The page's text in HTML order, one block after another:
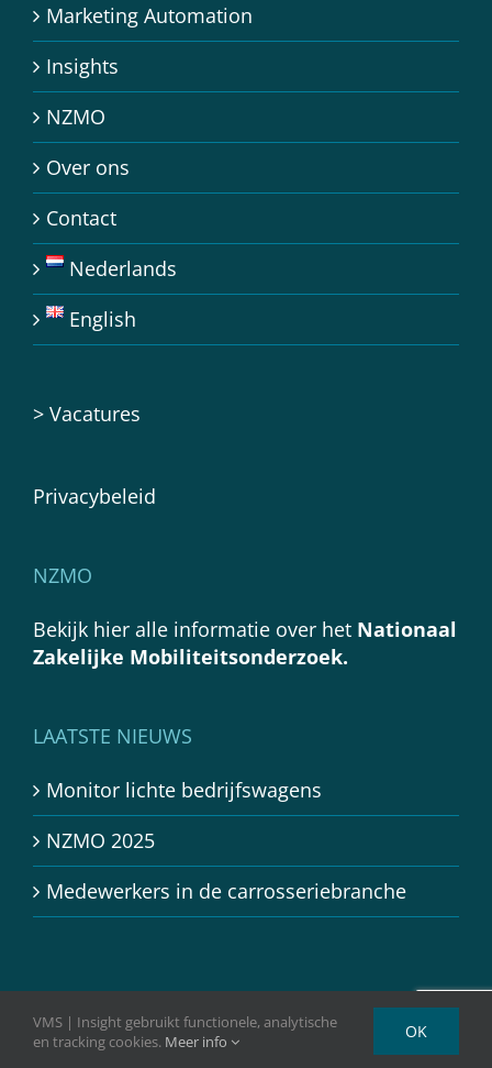
Marketing Automation
Insights
NZMO
Over ons
Contact
Nederlands
English
> Vacatures
Privacybeleid
NZMO
Bekijk hier alle informatie over het Nationaal
Zakelijke Mobiliteitsonderzoek.
LAATSTE NIEUWS
Monitor lichte bedrijfswagens
NZMO 2025
Medewerkers in de carrosseriebranche
Copyright 2024 - VMS | Insight
VMS | Insight gebruikt functionele, analytische
en tracking cookies. Meer info OK